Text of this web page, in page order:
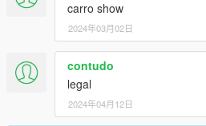
Silentm503
carro show
2024年03月02日
contudo
legal
2024年04月12日